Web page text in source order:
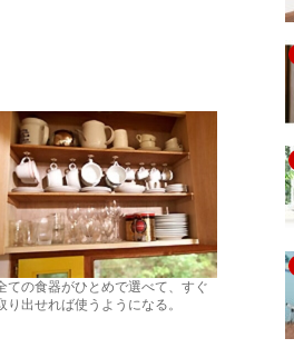
ての食器がひとめで選べて、すぐ
り出せれば使うようになる。